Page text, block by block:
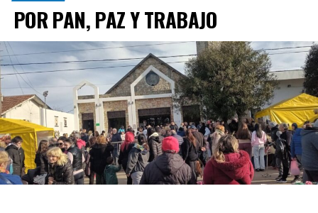
POR PAN, PAZ Y TRABAJO